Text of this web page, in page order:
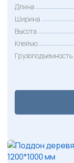
Длина
Ширина
Высота
Клеймо
Грузоподъемность